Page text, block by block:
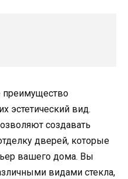
преимущество
эстетический вид.
создавать
дверей, которые
вашего дома. Вы
видами стекла,